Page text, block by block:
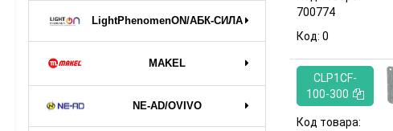
LightPhenomenON/АБК-СИЛА
MAKEL
NE-AD/OVIVO
700774
Код: 0
CLP1CF-
100-300
Код товара: